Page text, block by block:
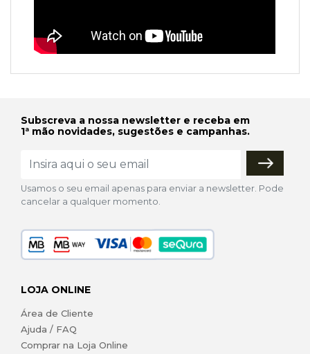
Subscreva a nossa newsletter e receba em
1ª mão novidades, sugestões e campanhas.
Usamos o seu email apenas para enviar a newsletter. Pode
cancelar a qualquer momento.
LOJA ONLINE
Área de Cliente
Ajuda / FAQ
Comprar na Loja Online